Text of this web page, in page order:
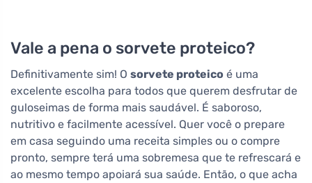
Vale a pena o sorvete proteico?
Definitivamente sim! O sorvete proteico é uma
excelente escolha para todos que querem desfrutar de
guloseimas de forma mais saudável. É saboroso,
nutritivo e facilmente acessível. Quer você o prepare
em casa seguindo uma receita simples ou o compre
pronto, sempre terá uma sobremesa que te refrescará e
ao mesmo tempo apoiará sua saúde. Então, o que acha